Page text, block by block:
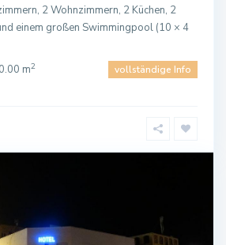
2 Wohnzimmern, 2 Küchen, 2
einem großen Swimmingpool (10 × 4
m2 vollständige Info